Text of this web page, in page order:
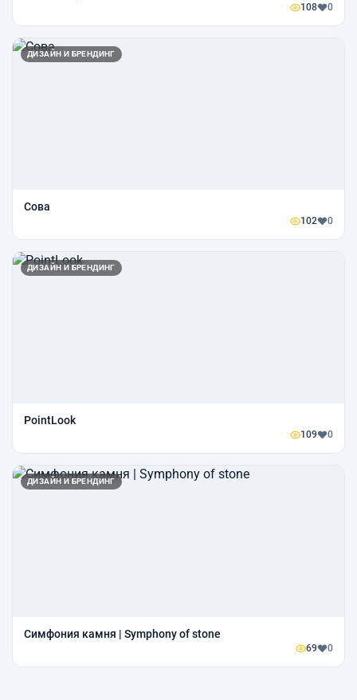
108 0
ДИЗАЙН И БРЕНДИНГ
Сова
102 0
ДИЗАЙН И БРЕНДИНГ
PointLook
109 0
ДИЗАЙН И БРЕНДИНГ
Симфония камня | Symphony of stone
69 0